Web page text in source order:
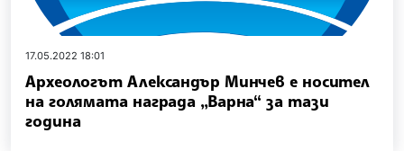
17.05.2022 18:01
Археологът Александър Минчев е носител
на голямата награда „Варна“ за тази
година